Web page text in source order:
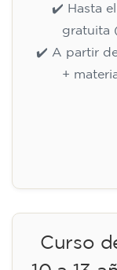
✔️ Hasta
gratuita
✔️ A partir
+
Curso